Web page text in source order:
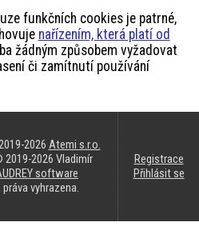
funkčních cookies je patrné,
nařízením, která platí od
žádným způsobem vyžadovat
či zamítnutí používání
2026 Atemi s.r.o.
2026 Vladimír
software
vyhrazena.
Registrace
Přihlásit se